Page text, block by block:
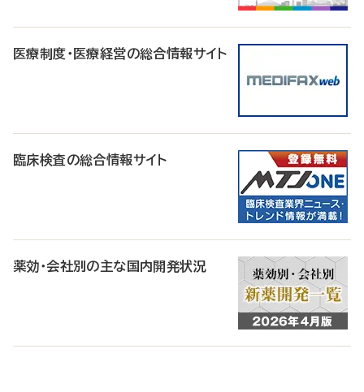
医療制度・医療経営の総合情報サイト
臨床検査の総合情報サイト
薬効・会社別の主な国内開発状況